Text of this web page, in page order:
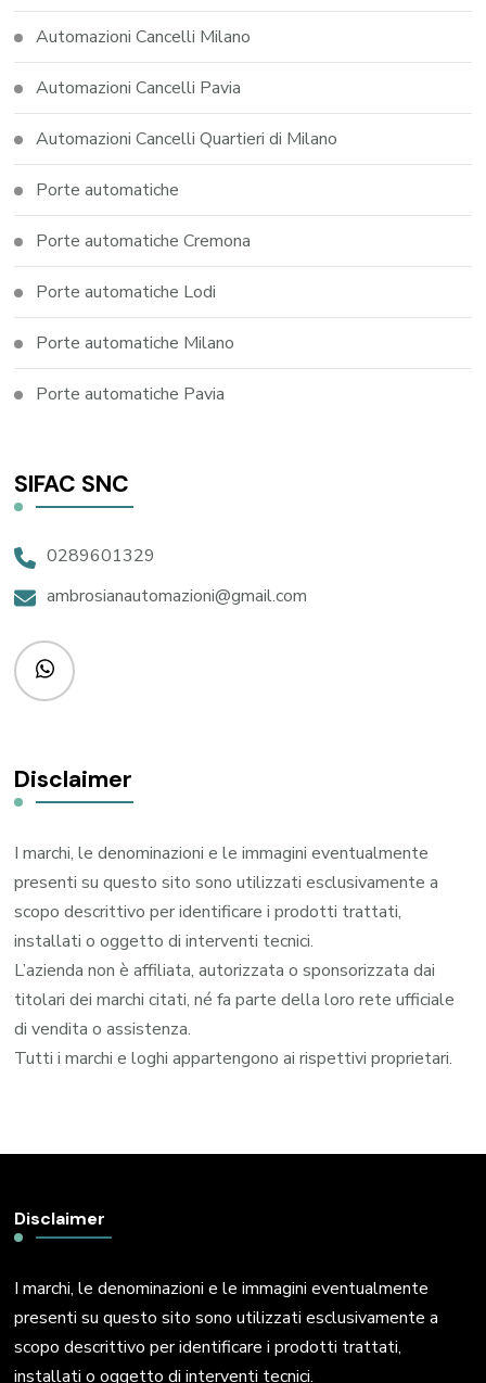
Automazioni Cancelli Milano
Automazioni Cancelli Pavia
Automazioni Cancelli Quartieri di Milano
Porte automatiche
Porte automatiche Cremona
Porte automatiche Lodi
Porte automatiche Milano
Porte automatiche Pavia
SIFAC SNC
0289601329
ambrosianautomazioni@gmail.com
Disclaimer
I marchi, le denominazioni e le immagini eventualmente
presenti su questo sito sono utilizzati esclusivamente a
scopo descrittivo per identificare i prodotti trattati,
installati o oggetto di interventi tecnici.
L’azienda non è affiliata, autorizzata o sponsorizzata dai
titolari dei marchi citati, né fa parte della loro rete ufficiale
di vendita o assistenza.
Tutti i marchi e loghi appartengono ai rispettivi proprietari.
Disclaimer
I marchi, le denominazioni e le immagini eventualmente
presenti su questo sito sono utilizzati esclusivamente a
scopo descrittivo per identificare i prodotti trattati,
installati o oggetto di interventi tecnici.